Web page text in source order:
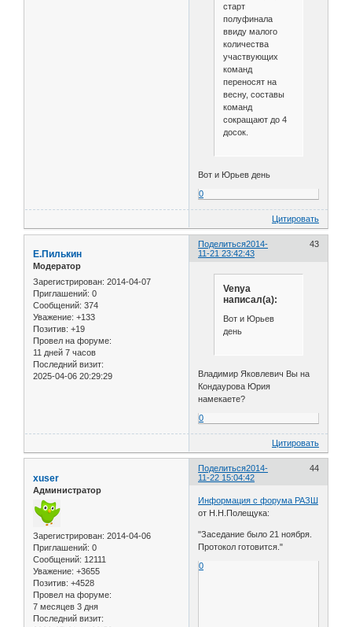
старт
полуфинала
ввиду малого
количества
участвующих
команд
переносят на
весну, составы
команд
сокращают до 4
досок.
Вот и Юрьев день
0
Цитировать
Поделиться 43
2014-
11-21 23:42:43
Е.Пилькин
Модератор
Зарегистрирован: 2014-04-07
Приглашений: 0
Сообщений: 374
Уважение: +133
Позитив: +19
Провел на форуме:
11 дней 7 часов
Последний визит:
2025-04-06 20:29:29
Venya
написал(а):
Вот и Юрьев
день
Владимир Яковлевич Вы на
Кондаурова Юрия
намекаете?
0
Цитировать
Поделиться 44
2014-
11-22 15:04:42
xuser
Администратор
Зарегистрирован: 2014-04-06
Приглашений: 0
Сообщений: 12111
Уважение: +3655
Позитив: +4528
Провел на форуме:
7 месяцев 3 дня
Последний визит:
Информация с форума РАЗШ
от Н.Н.Полещука:
"Заседание было 21 ноября.
Протокол готовится."
0